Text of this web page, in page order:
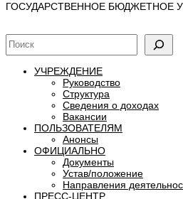
ГОСУДАРСТВЕННОЕ БЮДЖЕТНОЕ
УЧРЕЖДЕНИЕ
Руководство
Структура
Сведения о доходах
Вакансии
ПОЛЬЗОВАТЕЛЯМ
Анонсы
ОФИЦИАЛЬНО
Документы
Устав/положение
Направления
ПРЕСС-ЦЕНТР